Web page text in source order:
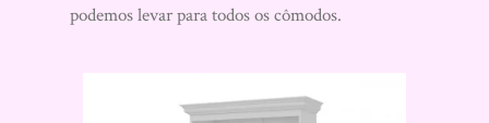
podemos levar para todos os cômodos.